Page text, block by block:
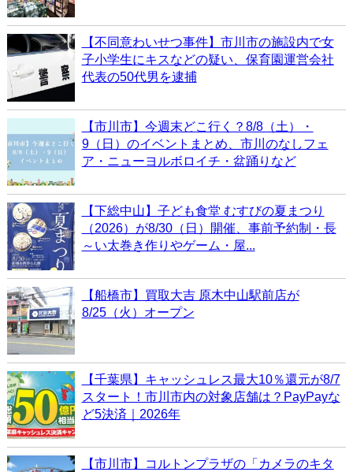
【不同意わいせつ事件】市川市の施設内で女
子小学生にキスなどの疑い、保育園運営会社
代表の50代男を逮捕
【市川市】今週末どこ行く？8/8（土）・
9（日）のイベントまとめ、市川のなしフェ
ア・ニューヨルボロイチ・盆踊りなど
【下総中山】子ども食堂 むすびの夏まつり
（2026）が8/30（日）開催、事前予約制・長
～い太巻き作りやゲーム・屋...
【船橋市】買取大吉 原木中山駅前店が
8/25（火）オープン
【千葉県】キャッシュレス最大10％還元が8/7
スタート！市川市内の対象店舗は？PayPayな
ど5決済｜2026年
【市川市】コルトンプラザの「カメラのキタ